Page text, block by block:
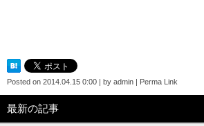
Posted on 2014.04.15 0:00 | by admin | Perma Link
最新の記事